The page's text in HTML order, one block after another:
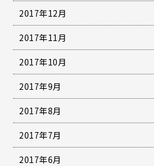
2017年12月
2017年11月
2017年10月
2017年9月
2017年8月
2017年7月
2017年6月